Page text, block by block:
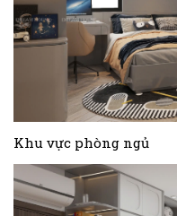
Khu vực phòng ngủ